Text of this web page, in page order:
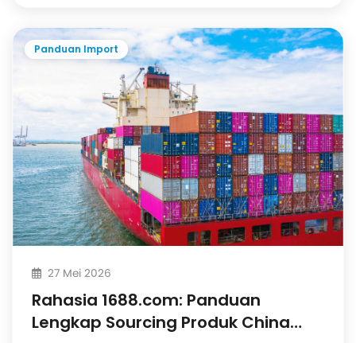
Panduan Import
27 Mei 2026
Rahasia 1688.com: Panduan
Lengkap Sourcing Produk China